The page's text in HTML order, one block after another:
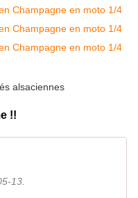
alsaciennes
!!
13.